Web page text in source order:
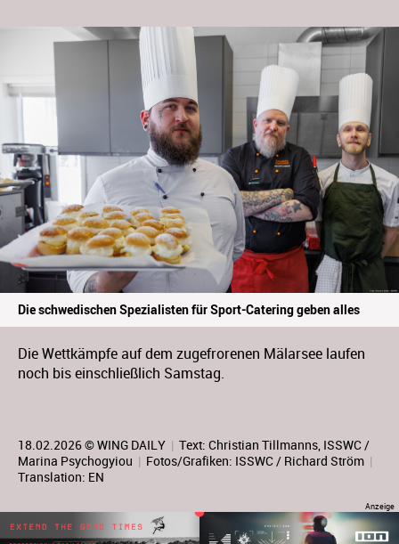
Die schwedischen Spezialisten für Sport-Catering geben alles
Die Wettkämpfe auf dem zugefrorenen Mälarsee laufen
noch bis einschließlich Samstag.
18.02.2026 © WING DAILY | Text: Christian Tillmanns , ISSWC /
Marina Psychogyiou | Fotos/Grafiken: ISSWC / Richard Ström |
Translation: EN